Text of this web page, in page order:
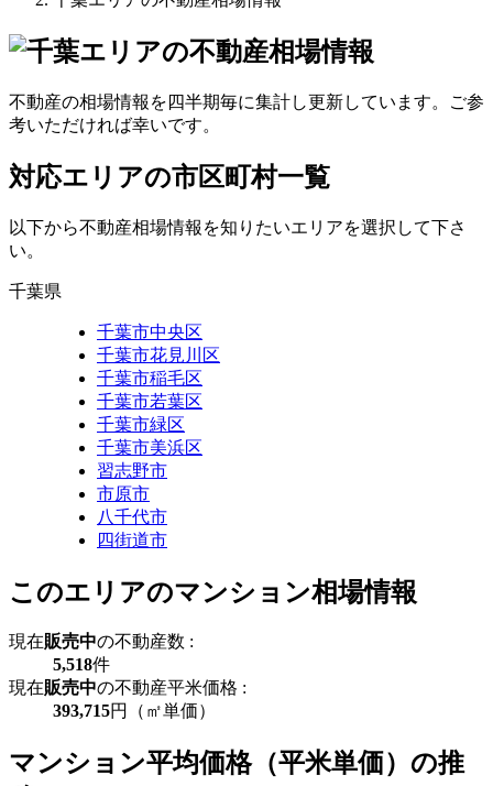
不動産の相場情報を四半期毎に集計し更新しています。ご参
考いただければ幸いです。
対応エリアの市区町村一覧
以下から不動産相場情報を知りたいエリアを選択して下さ
い。
千葉県
千葉市中央区
千葉市花見川区
千葉市稲毛区
千葉市若葉区
千葉市緑区
千葉市美浜区
習志野市
市原市
八千代市
四街道市
このエリアのマンション相場情報
現在販売中の不動産数 :
5,518件
現在販売中の不動産平米価格 :
393,715円（㎡単価）
マンション平均価格（平米単価）の推